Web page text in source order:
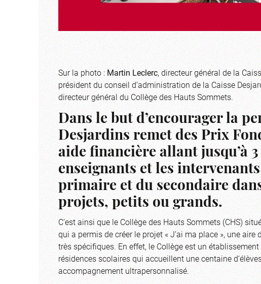
Sur la photo :Martin Leclerc, directeur général de la
président du conseil d’administration de la Caisse
directeur général du Collège des Hauts Sommets.
Dans le but d’encourager la
Desjardins remet des Prix
aide financière allant jusqu’à
enseignants et les
primaire et du secondaire
projets, petits ou grands.
C’est ainsi que le Collège des Hauts Sommets (CHS)
qui a permis de créer le projet « J’ai ma place », une
très spécifiques. En effet, le Collège est un
résidences scolaires qui accueillent une centaine
accompagnement ultrapersonnalisé.